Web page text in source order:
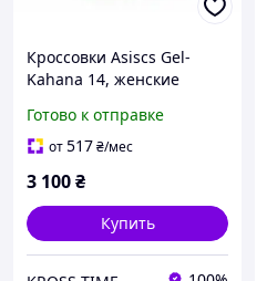
Кроссовки Asiscs Gel-
Kahana 14, женские
Асикс для бега
Готово к отправке
от517₴/мес
3 100₴
Купить